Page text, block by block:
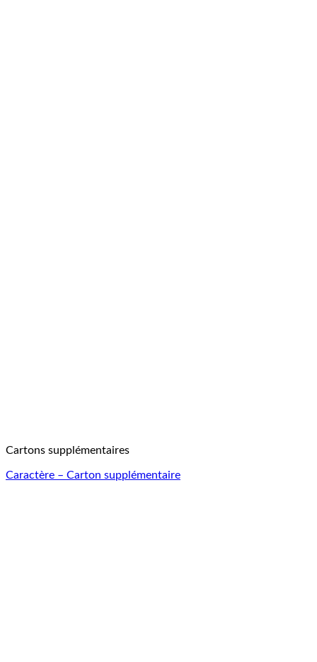
Cartons supplémentaires
Caractère – Carton supplémentaire